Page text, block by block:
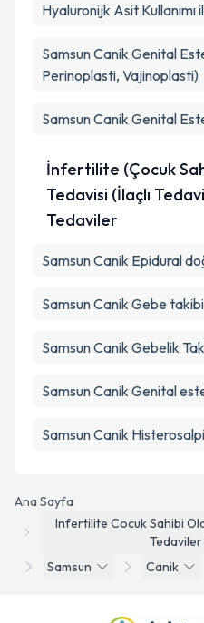
Ana Sayfa
Infertilite Cocuk Sahibi
Samsun
Canik
Hyaluronijk Asit Kullanımı
Samsun Canik Genital
Perinoplasti, Vajinoplasti)
Samsun Canik Genital
İnfertilite (Çocuk
Tedavisi (İlaçlı
Tedaviler
Samsun Canik Epidural
Samsun Canik Gebe takibi
Samsun Canik Gebelik
Samsun Canik Genital
Samsun Canik